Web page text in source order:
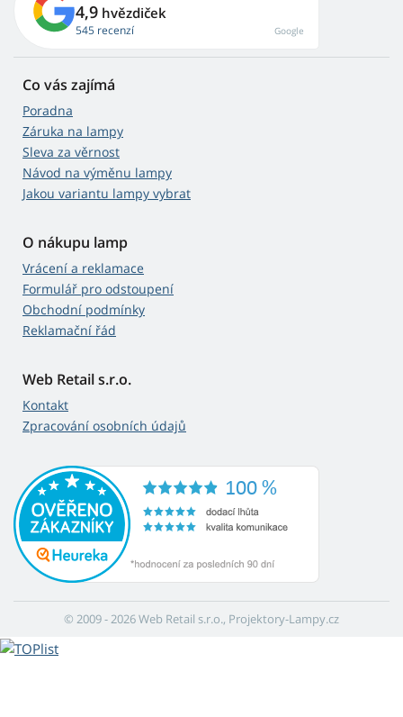
4,9 hvězdiček
545 recenzí Google
Co vás zajímá
Poradna
Záruka na lampy
Sleva za věrnost
Návod na výměnu lampy
Jakou variantu lampy vybrat
O nákupu lamp
Vrácení a reklamace
Formulář pro odstoupení
Obchodní podmínky
Reklamační řád
Web Retail s.r.o.
Kontakt
Zpracování osobních údajů
© 2009 - 2026 Web Retail s.r.o., Projektory-Lampy.cz